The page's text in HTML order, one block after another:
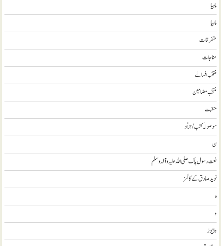
ماہیا
ماہیا
متفرقات
مناجات
منتخب افسانے
منتخب مضامين
منقبت
موصولہ کتب / جراٗد
ن
نعت رسول پاک صلی اللہ علیہ و آلہ وسلم
نويد صادق کے کالمز
ہ
و
وڈيوز